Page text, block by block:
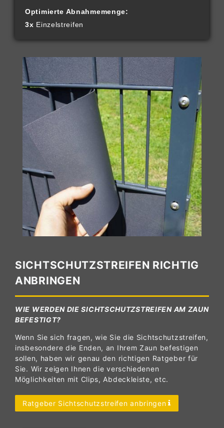
Optimierte Abnahmemenge:
3x Einzelstreifen
SICHTSCHUTZSTREIFEN RICHTIG
ANBRINGEN
WIE WERDEN DIE SICHTSCHUTZSTREIFEN AM ZAUN
BEFESTIGT?
Wenn Sie sich fragen, wie Sie die Sichtschutzstreifen,
insbesondere die Enden, an Ihrem Zaun befestigen
sollen, haben wir genau den richtigen Ratgeber für
Sie. Wir zeigen Ihnen die verschiedenen
Möglichkeiten mit Clips, Abdeckleiste, etc.
Ratgeber Sichtschutzstreifen anbringen